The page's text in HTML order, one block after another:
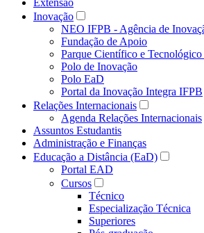
Extensão
Inovação
NEO IFPB - Agência de
Fundação de Apoio
Parque Científico e Tecnológico
Polo de Inovação
Polo EaD
Portal da Inovação Integra IFPB
Relações Internacionais
Agenda Relações Internacionais
Assuntos Estudantis
Administração e Finanças
Educação a Distância (EaD)
Portal EAD
Cursos
Técnico
Especialização Técnica
Superiores